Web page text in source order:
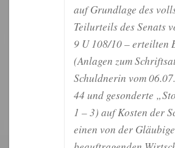
auf Grundlage des
Teilurteils des Senats
9 U 108/10 – erteilten
(Anlagen zum
Schuldnerin vom
44 und gesonderte
1 – 3) auf Kosten der
einen von der